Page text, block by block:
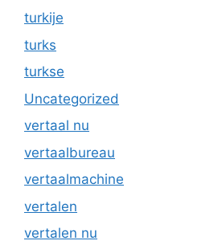
turkije
turks
turkse
Uncategorized
vertaal nu
vertaalbureau
vertaalmachine
vertalen
vertalen nu